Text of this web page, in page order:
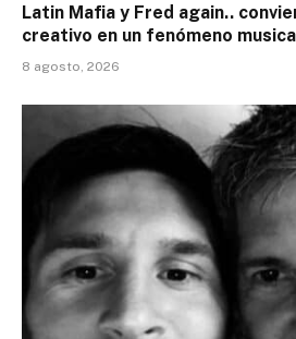
Latin Mafia y Fred again..
creativo en un fenómeno
8 agosto, 2026